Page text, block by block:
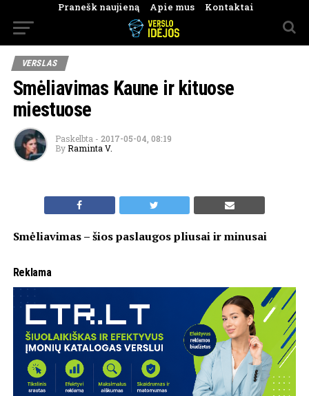
Pranešk naujieną Apie mus Kontaktai
VERSLAS
Smėliavimas Kaune ir kituose
miestuose
Paskelbta - 2017-05-04, 08:19
By Raminta V.
Smėliavimas – šios paslaugos pliusai ir minusai
Reklama